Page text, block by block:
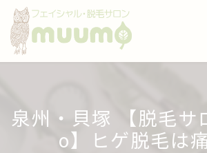
泉州・貝塚 【脱毛サ
o】ヒゲ脱毛は